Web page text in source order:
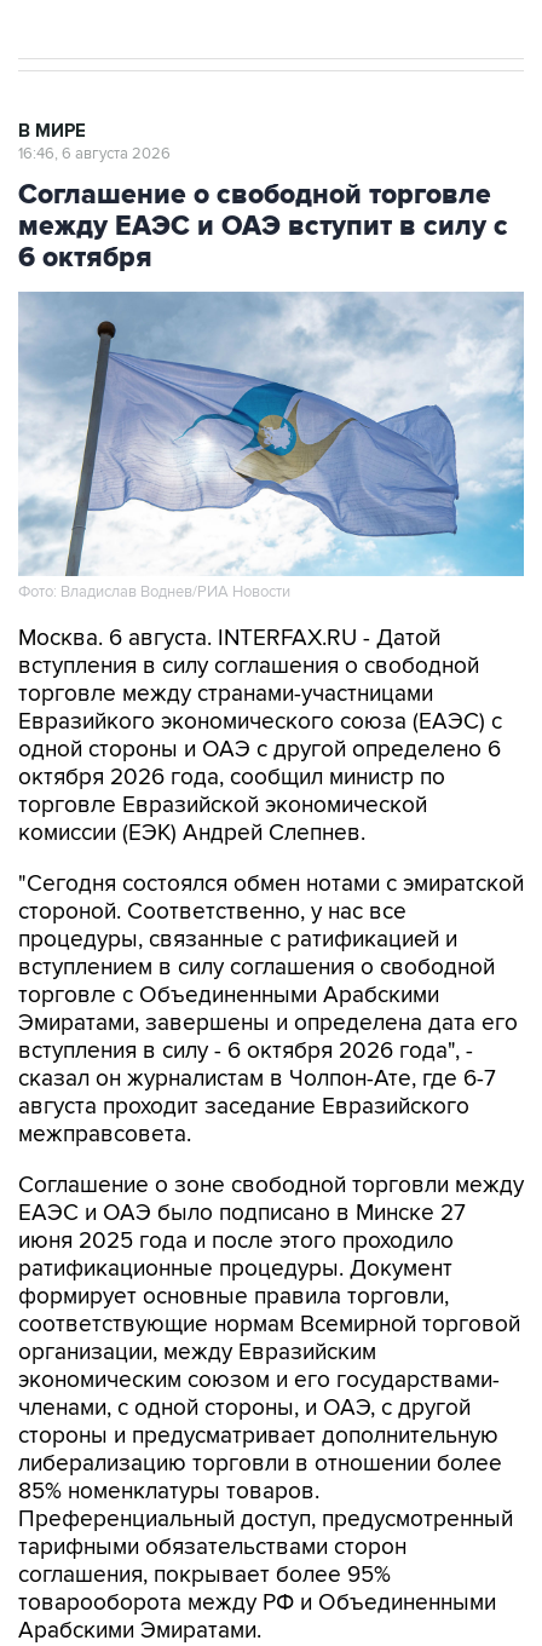
В МИРЕ
16:46, 6 августа 2026
Соглашение о свободной торговле
между ЕАЭС и ОАЭ вступит в силу с
6 октября
Фото: Владислав Воднев/РИА Новости
Москва. 6 августа. INTERFAX.RU - Датой
вступления в силу соглашения о свободной
торговле между странами-участницами
Евразийкого экономического союза (ЕАЭС) с
одной стороны и ОАЭ с другой определено 6
октября 2026 года, сообщил министр по
торговле Евразийской экономической
комиссии (ЕЭК) Андрей Слепнев.
"Сегодня состоялся обмен нотами с эмиратской
стороной. Соответственно, у нас все
процедуры, связанные с ратификацией и
вступлением в силу соглашения о свободной
торговле с Объединенными Арабскими
Эмиратами, завершены и определена дата его
вступления в силу - 6 октября 2026 года", -
сказал он журналистам в Чолпон-Ате, где 6-7
августа проходит заседание Евразийского
межправсовета.
Соглашение о зоне свободной торговли между
ЕАЭС и ОАЭ было подписано в Минске 27
июня 2025 года и после этого проходило
ратификационные процедуры. Документ
формирует основные правила торговли,
соответствующие нормам Всемирной торговой
организации, между Евразийским
экономическим союзом и его государствами-
членами, с одной стороны, и ОАЭ, с другой
стороны и предусматривает дополнительную
либерализацию торговли в отношении более
85% номенклатуры товаров.
Преференциальный доступ, предусмотренный
тарифными обязательствами сторон
соглашения, покрывает более 95%
товарооборота между РФ и Объединенными
Арабскими Эмиратами.